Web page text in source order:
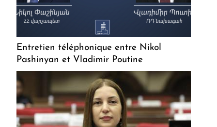
Entretien téléphonique entre Nikol
Pashinyan et Vladimir Poutine